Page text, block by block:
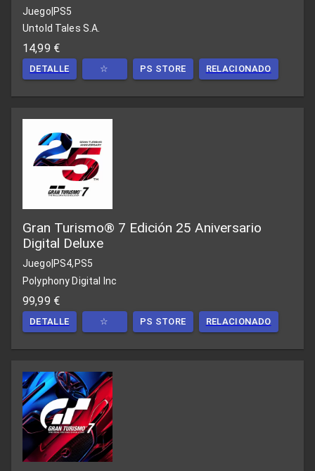
Juego|PS5
Untold Tales S.A.
14,99 €
DETALLE ☆ PS STORE RELACIONADO
Gran Turismo® 7 Edición 25 Aniversario
Digital Deluxe
Juego PS4,PS5
Polyphony Digital Inc
99,99 €
DETALLE ☆ PS STORE RELACIONADO